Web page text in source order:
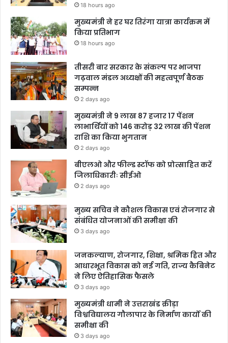
18 hours ago
मुख्यमंत्री ने हर घर तिरंगा यात्रा कार्यक्रम में
किया प्रतिभाग
18 hours ago
तीसरी बार सरकार के संकल्प पर भाजपा
गढ़वाल मंडल अध्यक्षों की महत्वपूर्ण बैठक
सम्पन्न
2 days ago
मुख्यमंत्री ने 9 लाख 87 हजार 17 पेंशन
लाभार्थियों को 146 करोड़ 32 लाख की पेंशन
राशि का किया भुगतान
2 days ago
बीएलओ और फील्ड स्टॉफ को प्रोत्साहित करें
जिलाधिकारीः सीईओ
2 days ago
मुख्य सचिव ने कौशल विकास एवं रोजगार से
संबंधित योजनाओं की समीक्षा की
3 days ago
जनकल्याण, रोजगार, शिक्षा, श्रमिक हित और
आधारभूत विकास को नई गति, राज्य कैबिनेट
ने लिए ऐतिहासिक फैसले
3 days ago
मुख्यमंत्री धामी ने उत्तराखंड क्रीड़ा
विश्वविद्यालय गौलापार के निर्माण कार्यों की
समीक्षा की
3 days ago